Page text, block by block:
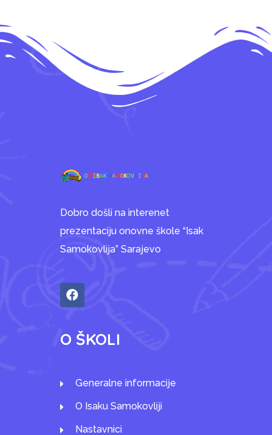
Dobro došli na interenet
prezentaciju onovne škole “Isak
Samokovlija” Sarajevo
O ŠKOLI
Generalne informacije
O Isaku Samokovliji
Nastavnici